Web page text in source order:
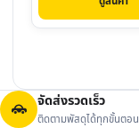
จัดส่งรวดเร็ว
ติดตามพัสดุได้ทุกขั้นตอน